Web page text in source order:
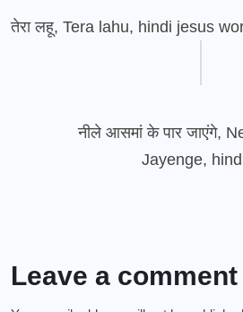
तेरा लहू, Tera lahu, hindi jesus
नीले आसमां के पार जाएंगे,
Jayenge,
Leave a comment